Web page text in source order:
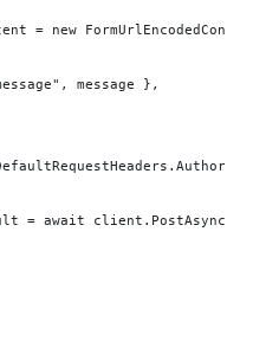
= new
message },
= await